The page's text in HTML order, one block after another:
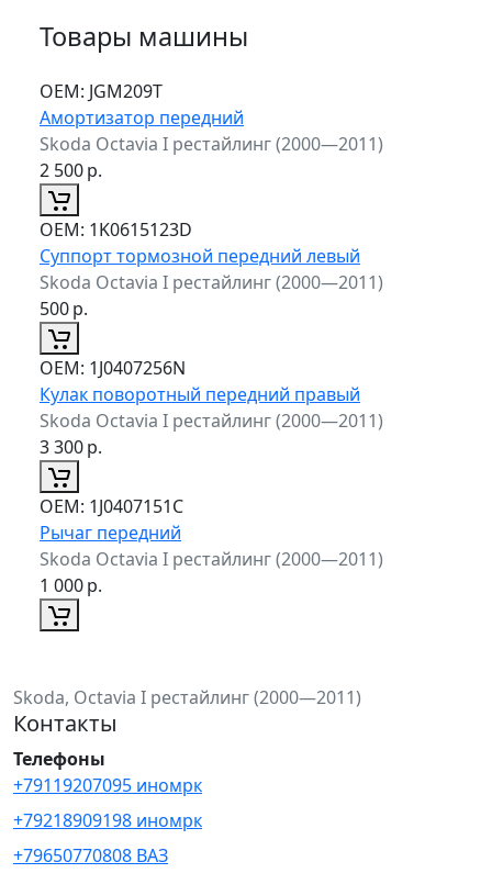
Товары машины
ОЕМ: JGM209T
Амортизатор передний
Skoda Octavia I рестайлинг (2000—2011)
2 500р.
ОЕМ: 1K0615123D
Суппорт тормозной передний левый
Skoda Octavia I рестайлинг (2000—2011)
500р.
ОЕМ: 1J0407256N
Кулак поворотный передний правый
Skoda Octavia I рестайлинг (2000—2011)
3 300р.
ОЕМ: 1J0407151C
Рычаг передний
Skoda Octavia I рестайлинг (2000—2011)
1 000р.
Skoda, Octavia I рестайлинг (2000—2011)
Контакты
Телефоны
+79119207095 иномрк
+79218909198 иномрк
+79650770808 ВАЗ